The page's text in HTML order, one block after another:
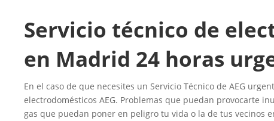
Servicio técnico de
en Madrid 24 horas
En el caso de que necesites un Servicio Técnico de AEG
electrodomésticos AEG. Problemas que puedan provocarte
gas que puedan poner en peligro tu vida o la de tus vecinos